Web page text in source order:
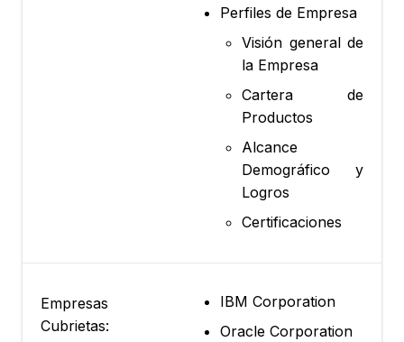
Perfiles de Empresa
Visión general de
la Empresa
Cartera de
Productos
Alcance
Demográfico y
Logros
Certificaciones
Empresas
Cubrietas:
IBM Corporation
Oracle Corporation